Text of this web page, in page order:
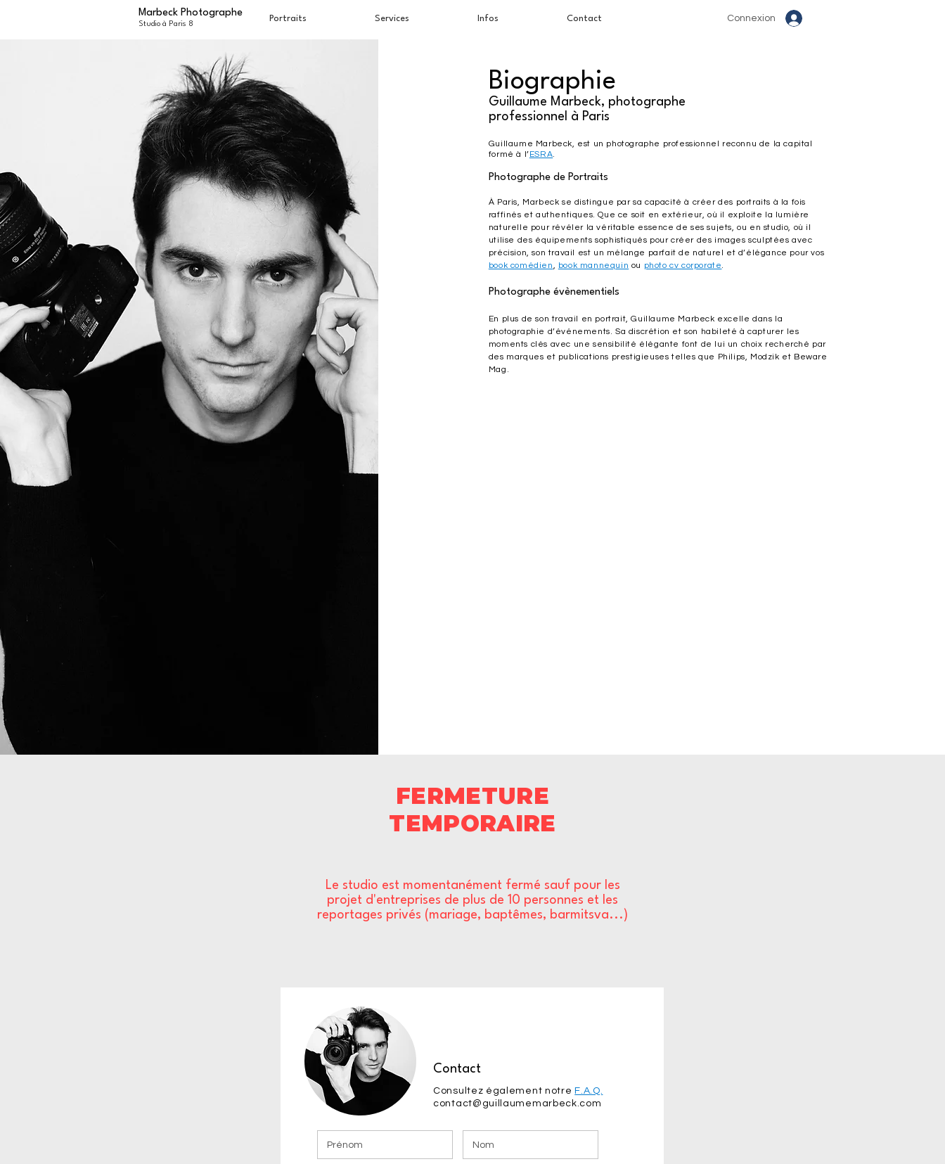
Marbeck Photographe
Studio à Paris 8
Portraits Services Infos Contact Connexion
Biographie
Guillaume Marbeck, photographe
professionnel à Paris
Guillaume Marbeck, est un photographe professionnel reconnu de la capital
formé à l’ESRA.
Photographe de Portraits
À Paris, Marbeck se distingue par sa capacité à créer des portraits à la fois
raffinés et authentiques. Que ce soit en extérieur, où il exploite la lumière
naturelle pour révéler la véritable essence de ses sujets, ou en studio, où il
utilise des équipements sophistiqués pour créer des images sculptées avec
précision, son travail est un mélange parfait de naturel et d’élégance pour vos
book comédien, book mannequin ou photo cv corporate.
Photographe évènementiels
En plus de son travail en portrait, Guillaume Marbeck excelle dans la
photographie d’événements. Sa discrétion et son habileté à capturer les
moments clés avec une sensibilité élégante font de lui un choix recherché par
des marques et publications prestigieuses telles que Philips, Modzik et Beware
Mag.
Contact
Consultez également notre F.A.Q.
contact@guillaumemarbeck.com
FERMETURE
TEMPORAIRE
Le studio est momentanément fermé sauf pour les
projet d'entreprises de plus de 10 personnes et les
reportages privés (mariage, baptêmes, barmitsva...)